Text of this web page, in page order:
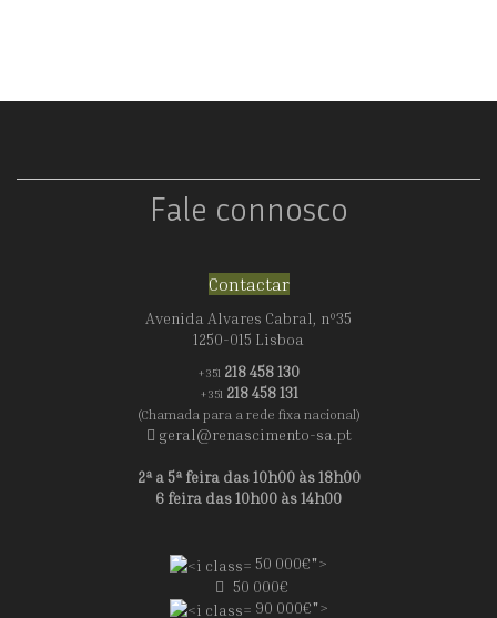
Fale connosco
Contactar
Avenida Alvares Cabral, nº35
1250-015 Lisboa
+351 218 458 130
+351 218 458 131
(Chamada para a rede fixa nacional)
geral@renascimento-sa.pt
2ª a 5ª feira das 10h00 às 18h00
6 feira das 10h00 às 14h00
50 000€">
50 000€
90 000€">